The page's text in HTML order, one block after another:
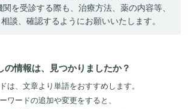
を受診する際も、治療方法、薬の内容等、
談、確認するようにお願いいたします。
の情報は、見つかりましたか？
は、文章より単語をおすすめします。
ワードの追加や変更をすると、